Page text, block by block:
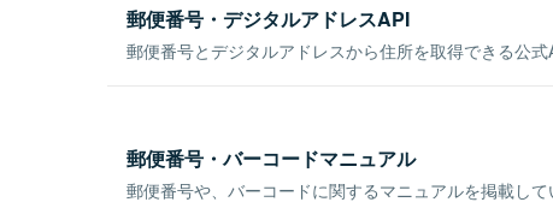
郵便番号・デジタルアドレスAPI
郵便番号とデジタルアドレスから住所を取得できる公式
郵便番号・バーコードマニュアル
郵便番号や、バーコードに関するマニュアルを掲載して